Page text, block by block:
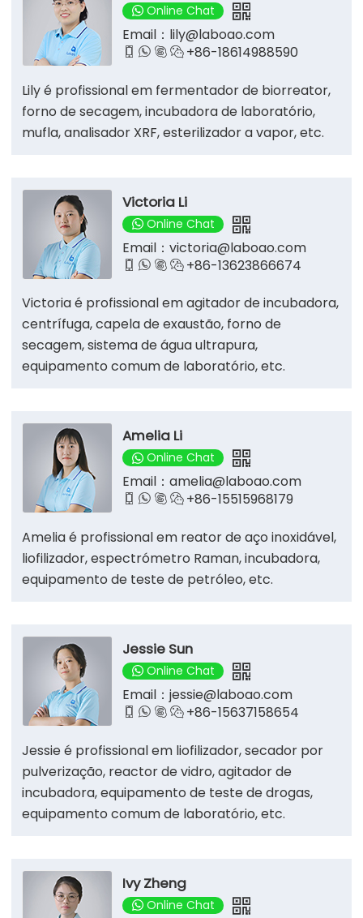
Online Chat
Email： lily@laboao.com
    +86-18614988590
Lily é profissional em fermentador de biorreator,
forno de secagem, incubadora de laboratório,
mufla, analisador XRF, esterilizador a vapor, etc.
Victoria Li
Online Chat
Email： victoria@laboao.com
    +86-13623866674
Victoria é profissional em agitador de incubadora,
centrífuga, capela de exaustão, forno de
secagem, sistema de água ultrapura,
equipamento comum de laboratório, etc.
Amelia Li
Online Chat
Email： amelia@laboao.com
    +86-15515968179
Amelia é profissional em reator de aço inoxidável,
liofilizador, espectrómetro Raman, incubadora,
equipamento de teste de petróleo, etc.
Jessie Sun
Online Chat
Email： jessie@laboao.com
    +86-15637158654
Jessie é profissional em liofilizador, secador por
pulverização, reactor de vidro, agitador de
incubadora, equipamento de teste de drogas,
equipamento comum de laboratório, etc.
Ivy Zheng
Online Chat